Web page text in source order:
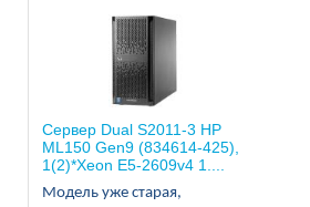
Сервер Dual S2011-3 HP
ML150 Gen9 (834614-425),
1(2)*Xeon E5-2609v4 1....
Модель уже старая,